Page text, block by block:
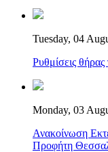
Tuesday, 04
Ρυθμίσεις
Monday, 03
Ανακοίνωση
Προφήτη